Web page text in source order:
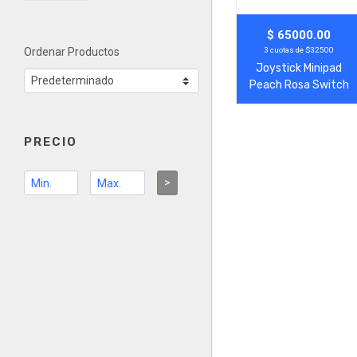
Ordenar Productos
PRECIO
>
Agregar Ver Más
$ 65000.00
3 cuotas de $32500
Joystick Minipad
Peach Rosa Switch